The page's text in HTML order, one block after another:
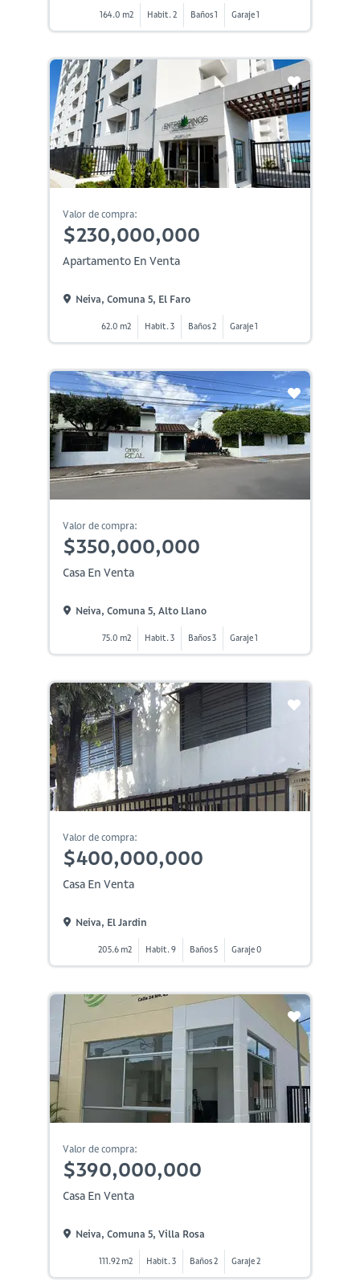
164.0 m2 Habit. 2 Baños 1 Garaje 1
Valor de compra:
$230,000,000
Apartamento En Venta
Neiva, Comuna 5, El Faro
62.0 m2 Habit. 3 Baños 2 Garaje 1
Valor de compra:
$350,000,000
Casa En Venta
Neiva, Comuna 5, Alto Llano
75.0 m2 Habit. 3 Baños 3 Garaje 1
Valor de compra:
$400,000,000
Casa En Venta
Neiva, El Jardin
205.6 m2 Habit. 9 Baños 5 Garaje 0
Valor de compra:
$390,000,000
Casa En Venta
Neiva, Comuna 5, Villa Rosa
111.92 m2 Habit. 3 Baños 2 Garaje 2